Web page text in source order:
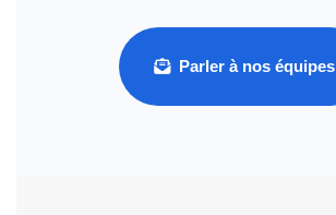
Parler à nos équipes